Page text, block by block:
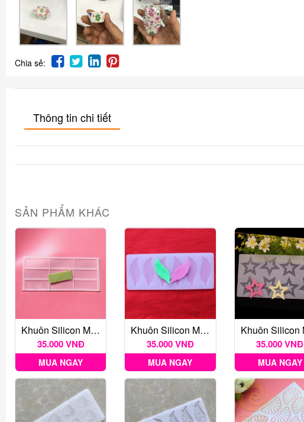
Chia sẻ:
Thông tin chi tiết
SẢN PHẨM KHÁC
Khuôn Silicon Mỏng Decor 9 Ô Chữ Nhật
35.000 VNĐ
MUA NGAY
Khuôn Silicon Mỏng Decor 6 Lá Cưa
35.000 VNĐ
MUA NGAY
35.000 VNĐ
MUA NGAY